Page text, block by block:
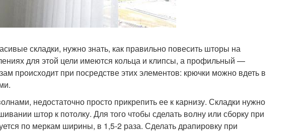
складки, нужно знать, как правильно повесить шторы на
для этой цели имеются кольца и клипсы, а профильный —
происходит при посредстве этих элементов: крючки можно вдеть в
недостаточно просто прикрепить ее к карнизу. Складки нужно
штор к потолку. Для того чтобы сделать волну или сборку при
по меркам ширины, в 1,5-2 раза. Сделать драпировку при